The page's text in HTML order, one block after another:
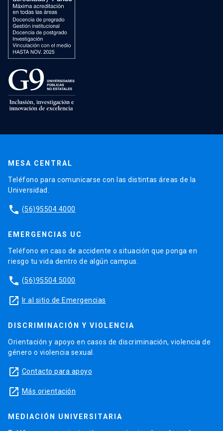
MESA CENTRAL
Teléfono para comunicarse con las distintas áreas de la
Universidad.
phone (56)95504 4000
EMERGENCIAS UC
Teléfono en caso de accidente o situación que ponga en
riesgo tu vida dentro de algún campus.
phone (56)95504 5000
launch Ir al sitio de Emergencias
DISCRIMINACIÓN Y VIOLENCIA
Orientación y apoyo en casos de discriminación, violencia de
género o violencia sexual.
launch Contacto para apoyo
launch Más orientación
MEDIACIÓN UNIVERSITARIA